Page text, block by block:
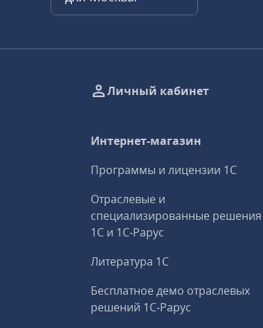
Личный кабинет
Интернет-магазин
Программы и лицензии 1С
Отраслевые и
специализированные решения
1С и 1С‑Рарус
Литература 1С
Бесплатное демо отраслевых
решений 1С‑Рарус